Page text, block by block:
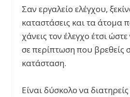
Σαν εργαλείο ελέγχου,
καταστάσεις και τα άτομα
χάνεις τον έλεγχο έτσι
σε περίπτωση που βρεθείς
κατάσταση.
Είναι δύσκολο να